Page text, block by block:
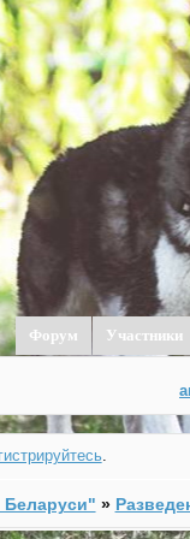
Форум Участники
.
Беларуси" »